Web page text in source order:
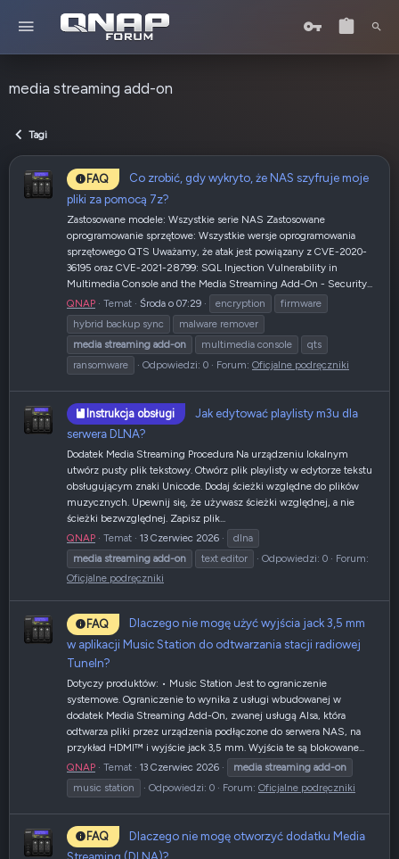
media streaming add-on
Tagi
FAQ
Co zrobić, gdy wykryto, że NAS szyfruje moje
pliki za pomocą 7z?
Zastosowane modele: Wszystkie serie NAS Zastosowane
oprogramowanie sprzętowe: Wszystkie wersje oprogramowania
sprzętowego QTS Uważamy, że atak jest powiązany z CVE-2020-
36195 oraz CVE-2021-28799: SQL Injection Vulnerability in
Multimedia Console and the Media Streaming Add-On - Security...
QNAP
Temat Środa o 07:29 encryption
firmware
hybrid backup sync
malware remover
media streaming add-on multimedia console
qts
ransomware
Odpowiedzi: 0 Forum: Oficjalne podręczniki
Instrukcja obsługi
Jak edytować playlisty m3u dla
serwera DLNA?
Dodatek Media Streaming Procedura Na urządzeniu lokalnym
utwórz pusty plik tekstowy. Otwórz plik playlisty w edytorze tekstu
obsługującym znaki Unicode. Dodaj ścieżki względne do plików
muzycznych. Upewnij się, że używasz ścieżki względnej, a nie
ścieżki bezwzględnej. Zapisz plik...
QNAP
Temat 13 Czerwiec 2026
dlna
media streaming add-on text editor Odpowiedzi: 0
Forum:
Oficjalne podręczniki
FAQ
Dlaczego nie mogę użyć wyjścia jack 3,5 mm
w aplikacji Music Station do odtwarzania stacji radiowej
TuneIn?
Dotyczy produktów: • Music Station Jest to ograniczenie
systemowe. Ograniczenie to wynika z usługi wbudowanej w
dodatek Media Streaming Add-On, zwanej usługą Alsa, która
odtwarza pliki przez urządzenia podłączone do serwera NAS, na
przykład HDMI™ i wyjście jack 3,5 mm. Wyjścia te są blokowane...
QNAP
Temat 13 Czerwiec 2026 media streaming add-on
music station
Odpowiedzi: 0 Forum: Oficjalne podręczniki
FAQ
Dlaczego nie mogę otworzyć dodatku Media